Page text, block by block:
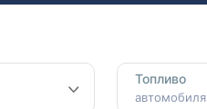
Nissan
Mazda
Топливо
автомобиля